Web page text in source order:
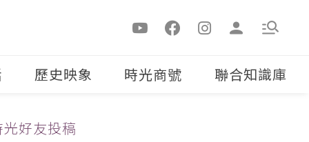
歷史映象 時光商號 聯合知識庫
光好友投稿